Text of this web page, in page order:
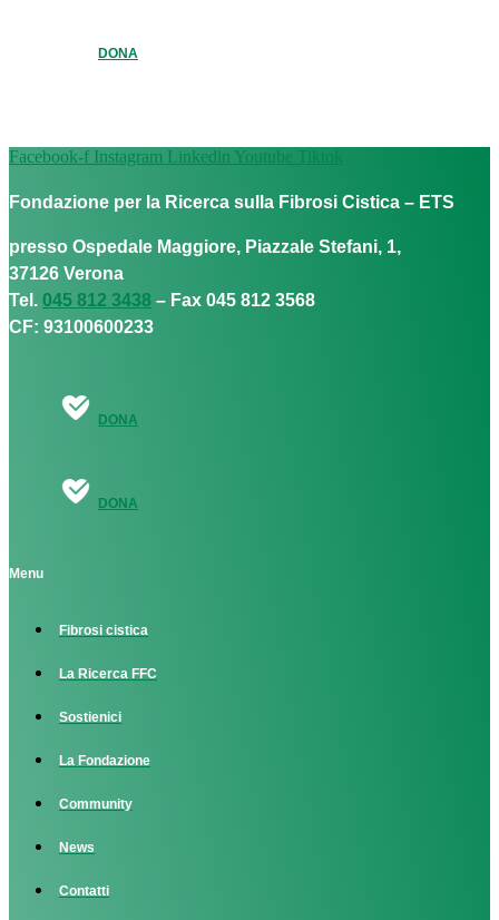
DONA
Facebook-f Instagram Linkedin Youtube Tiktok
Fondazione per la Ricerca sulla Fibrosi Cistica – ETS
presso Ospedale Maggiore, Piazzale Stefani, 1,
37126 Verona
Tel. 045 812 3438 – Fax 045 812 3568
CF: 93100600233
DONA
DONA
Menu
Fibrosi cistica
La Ricerca FFC
Sostienici
La Fondazione
Community
News
Contatti